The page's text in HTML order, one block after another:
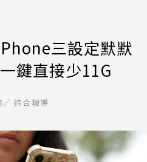
三設定默默
鍵直接少11G
綜合報導